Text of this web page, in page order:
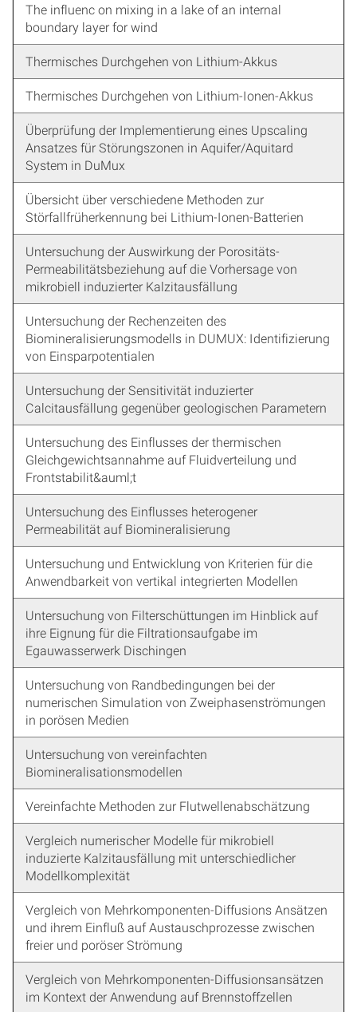
The influenc on mixing in a lake of an internal
boundary layer for wind
Thermisches Durchgehen von Lithium-Akkus
Thermisches Durchgehen von Lithium-Ionen-Akkus
Überprüfung der Implementierung eines Upscaling
Ansatzes für Störungszonen in Aquifer/Aquitard
System in DuMux
Übersicht über verschiedene Methoden zur
Störfallfrüherkennung bei Lithium-Ionen-Batterien
Untersuchung der Auswirkung der Porositäts-
Permeabilitätsbeziehung auf die Vorhersage von
mikrobiell induzierter Kalzitausfällung
Untersuchung der Rechenzeiten des
Biomineralisierungsmodells in DUMUX: Identifizierung
von Einsparpotentialen
Untersuchung der Sensitivität induzierter
Calcitausfällung gegenüber geologischen Parametern
Untersuchung des Einflusses der thermischen
Gleichgewichtsannahme auf Fluidverteilung und
Frontstabilit&auml;t
Untersuchung des Einflusses heterogener
Permeabilität auf Biomineralisierung
Untersuchung und Entwicklung von Kriterien für die
Anwendbarkeit von vertikal integrierten Modellen
Untersuchung von Filterschüttungen im Hinblick auf
ihre Eignung für die Filtrationsaufgabe im
Egauwasserwerk Dischingen
Untersuchung von Randbedingungen bei der
numerischen Simulation von Zweiphasenströmungen
in porösen Medien
Untersuchung von vereinfachten
Biomineralisationsmodellen
Vereinfachte Methoden zur Flutwellenabschätzung
Vergleich numerischer Modelle für mikrobiell
induzierte Kalzitausfällung mit unterschiedlicher
Modellkomplexität
Vergleich von Mehrkomponenten-Diffusions Ansätzen
und ihrem Einfluß auf Austauschprozesse zwischen
freier und poröser Strömung
Vergleich von Mehrkomponenten-Diffusionsansätzen
im Kontext der Anwendung auf Brennstoffzellen